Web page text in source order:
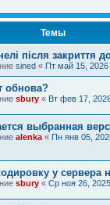
Темы
після закриття
sined « Пт май 15,
обнова?
sbury « Вт фев 17,
выбранная
alenka « Пн янв 05,
у сервера
sbury « Ср ноя 26,